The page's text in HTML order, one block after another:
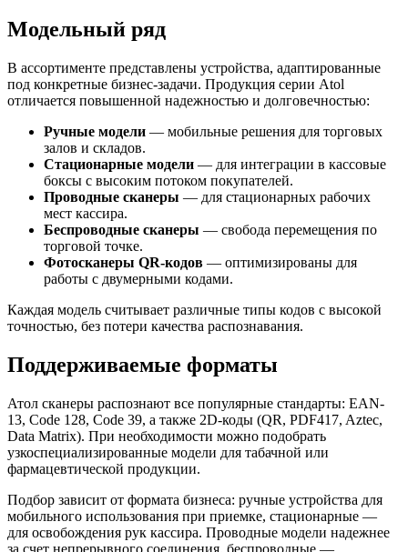
Модельный ряд
В ассортименте представлены устройства, адаптированные
под конкретные бизнес-задачи. Продукция серии Atol
отличается повышенной надежностью и долговечностью:
Ручные модели — мобильные решения для торговых
залов и складов.
Стационарные модели — для интеграции в кассовые
боксы с высоким потоком покупателей.
Проводные сканеры — для стационарных рабочих
мест кассира.
Беспроводные сканеры — свобода перемещения по
торговой точке.
Фотосканеры QR-кодов — оптимизированы для
работы с двумерными кодами.
Каждая модель считывает различные типы кодов с высокой
точностью, без потери качества распознавания.
Поддерживаемые форматы
Атол сканеры распознают все популярные стандарты: EAN-
13, Code 128, Code 39, а также 2D-коды (QR, PDF417, Aztec,
Data Matrix). При необходимости можно подобрать
узкоспециализированные модели для табачной или
фармацевтической продукции.
Подбор зависит от формата бизнеса: ручные устройства для
мобильного использования при приемке, стационарные —
для освобождения рук кассира. Проводные модели надежнее
за счет непрерывного соединения, беспроводные —